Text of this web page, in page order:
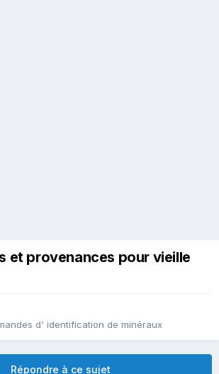
et provenances pour vieille
d' identification de minéraux
Répondre à ce sujet